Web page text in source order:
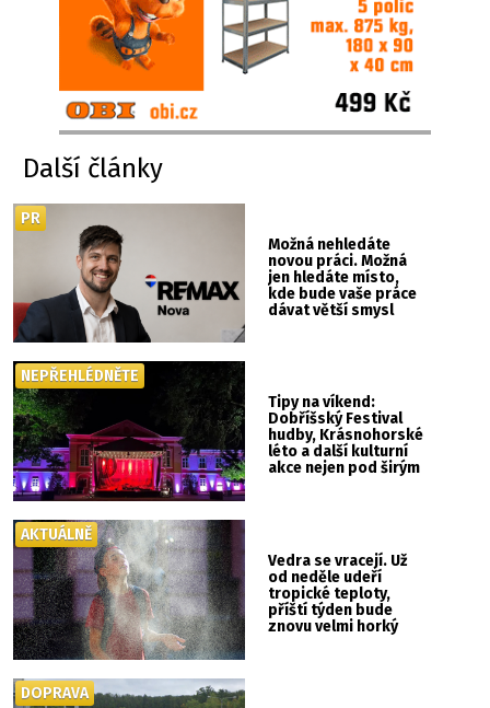
Další články
Možná nehledáte
novou práci. Možná
jen hledáte místo,
kde bude vaše práce
dávat větší smysl
PR
Tipy na víkend:
Dobříšský Festival
hudby, Krásnohorské
léto a další kulturní
akce nejen pod širým
NEPŘEHLÉDNĚTE
Vedra se vracejí. Už
od neděle udeří
tropické teploty,
příští týden bude
znovu velmi horký
AKTUÁLNĚ
DOPRAVA